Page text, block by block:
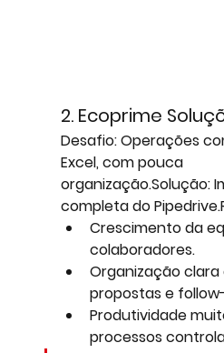
2. Ecoprime
Desafio: Operações
Excel, com pouca
organização.Solução:
completa do Pipedrive.
Crescimento da
colaboradores.
Organização clara
propostas e
Produtividade
processos